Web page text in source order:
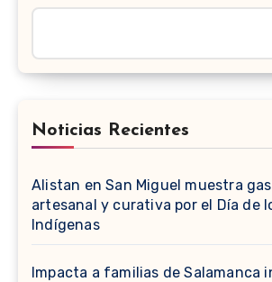
Noticias Recientes
Alistan en San Miguel muestra
artesanal y curativa por el Día de
Indígenas
Impacta a familias de Salamanca